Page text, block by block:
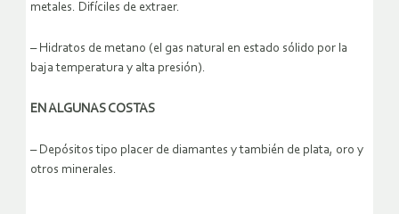
metales. Difíciles de extraer.
– Hidratos de metano (el gas natural en estado sólido por la
baja temperatura y alta presión).
EN ALGUNAS COSTAS
– Depósitos tipo placer de diamantes y también de plata, oro y
otros minerales.